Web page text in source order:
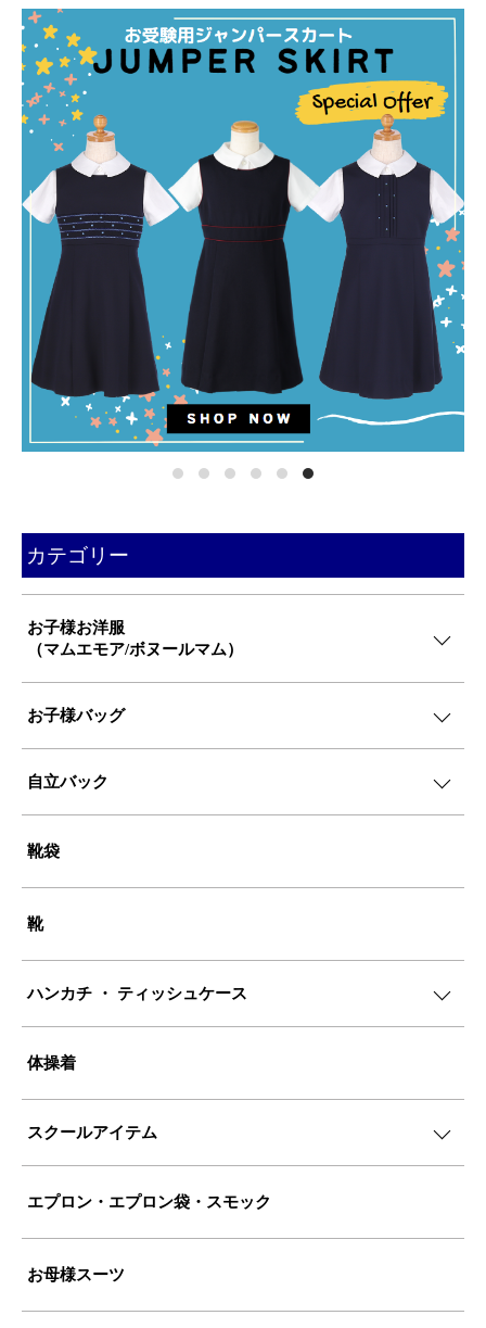
カテゴリー
お子様お洋服
（マムエモア/ボヌールマム）
お子様バッグ
自立バック
靴袋
靴
ハンカチ ・ ティッシュケース
体操着
スクールアイテム
エプロン・エプロン袋・スモック
お母様スーツ